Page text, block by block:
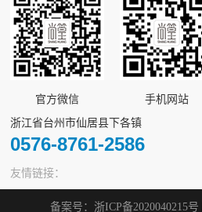
官方微信
手机网站
浙江省台州市仙居县下各镇
0576-8761-2586
友情链接：
备案号： 浙ICP备2020040215号